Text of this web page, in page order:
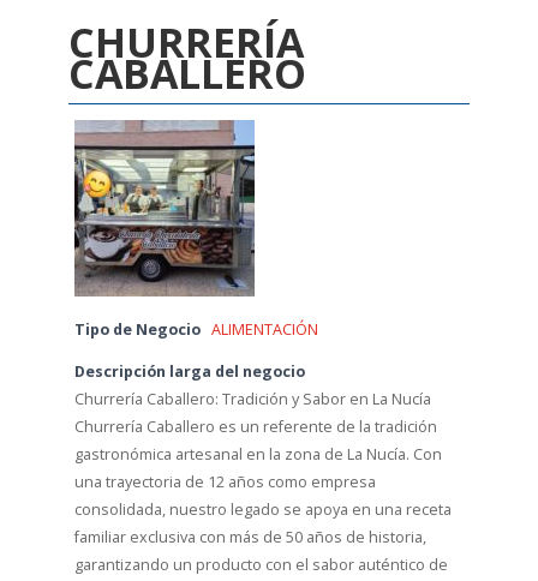
CHURRERÍA
CABALLERO
Tipo de Negocio ALIMENTACIÓN
Descripción larga del negocio
Churrería Caballero: Tradición y Sabor en La Nucía
Churrería Caballero es un referente de la tradición
gastronómica artesanal en la zona de La Nucía. Con
una trayectoria de 12 años como empresa
consolidada, nuestro legado se apoya en una receta
familiar exclusiva con más de 50 años de historia,
garantizando un producto con el sabor auténtico de